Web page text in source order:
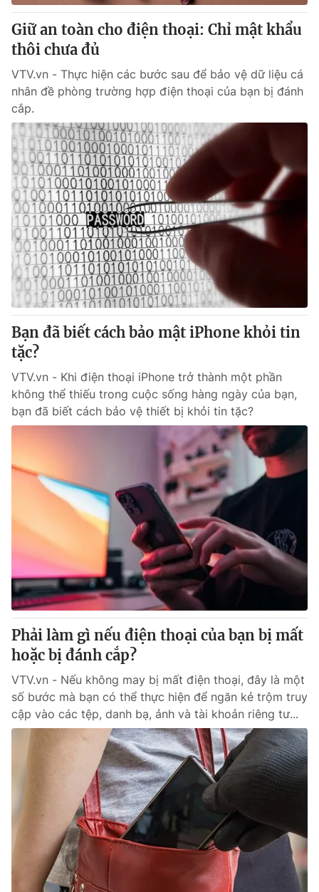
Tư vấn
Chuyên mục khác
Emagazine
Photo Infographic
Video Shorts video
VTV Money VTV Thể thao
VTV Sức khoẻ Bất động sản
Thị trường 24h Tấm lòng Việt
VTV4 Vươn mình bằng AI
VTV9 VTV8
Liên hệ tòa soạn English
Theo dõi báo trên
Cơ quan chủ quản:
Đài Truyền hình Việt Nam
Cơ quan báo chí:
Thời báo VTV
Giấy phép hoạt động báo in và báo điện tử số 483/GP-BTTTT
cấp ngày 29/12/2023
Tổng Biên tập:Vũ Thanh Thủy
Phó Tổng Biên tập:Nguyễn Thị Mỹ Hạnh, Phạm Quốc Thắng,
Nguyễn Trọng Ninh
Tổng đài VTV:
024.38 355 931 - 024.38 355 932
Ðiện thoại Thời báo VTV:024.66 897 897
Email:toasoan@vtv.vn
Liên hệ quảng cáo:024-7300.7108
Giữ an toàn cho điện thoại: Chỉ mật khẩu
thôi chưa đủ
VTV.vn - Thực hiện các bước sau để bảo vệ dữ liệu cá
nhân đề phòng trường hợp điện thoại của bạn bị đánh
cắp.
Bạn đã biết cách bảo mật iPhone khỏi tin
tặc?
VTV.vn - Khi điện thoại iPhone trở thành một phần
không thể thiếu trong cuộc sống hàng ngày của bạn,
bạn đã biết cách bảo vệ thiết bị khỏi tin tặc?
Phải làm gì nếu điện thoại của bạn bị mất
hoặc bị đánh cắp?
VTV.vn - Nếu không may bị mất điện thoại, đây là một
số bước mà bạn có thể thực hiện để ngăn kẻ trộm truy
cập vào các tệp, danh bạ, ảnh và tài khoản riêng tư...